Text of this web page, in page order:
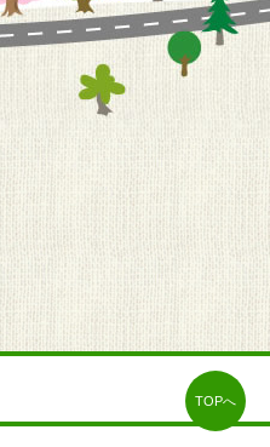
TOPへ